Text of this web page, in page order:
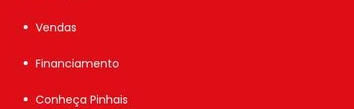
Vendas
Financiamento
Conheça Pinhais